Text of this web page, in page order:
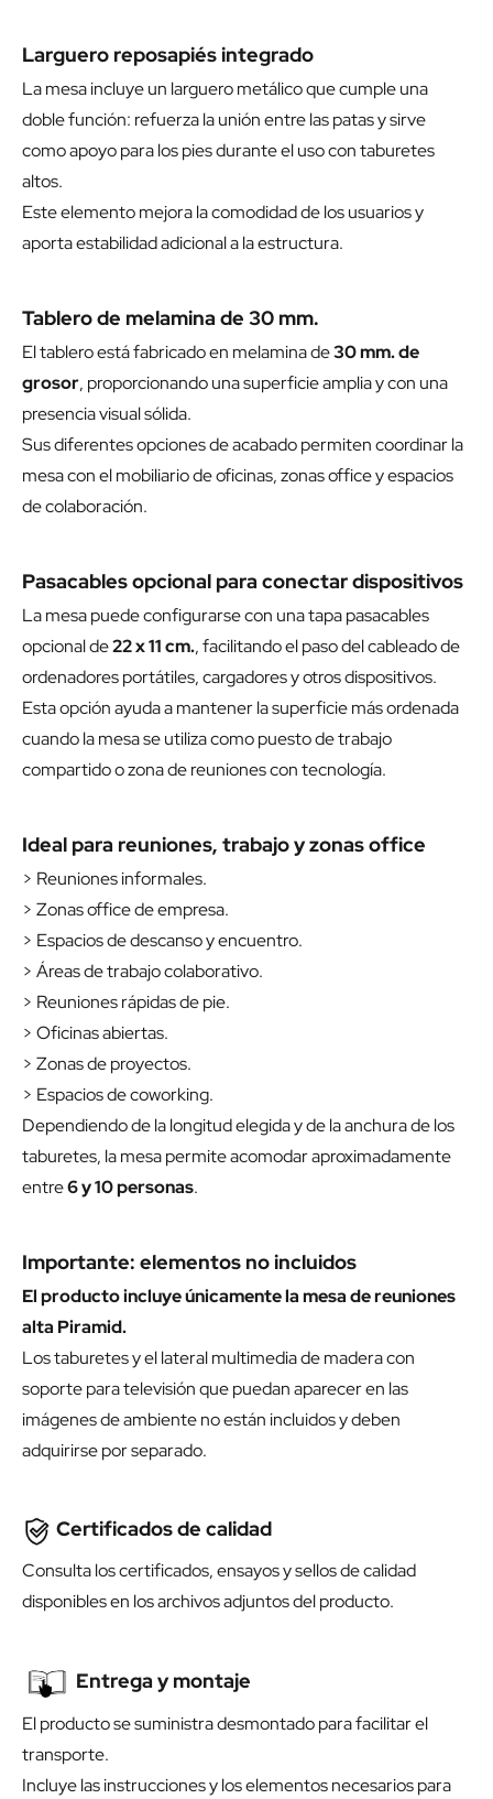
Larguero reposapiés integrado
La mesa incluye un larguero metálico que cumple una
doble función: refuerza la unión entre las patas y sirve
como apoyo para los pies durante el uso con taburetes
altos.
Este elemento mejora la comodidad de los usuarios y
aporta estabilidad adicional a la estructura.
Tablero de melamina de 30 mm.
El tablero está fabricado en melamina de30 mm. de
grosor, proporcionando una superficie amplia y con una
presencia visual sólida.
Sus diferentes opciones de acabado permiten coordinar la
mesa con el mobiliario de oficinas, zonas office y espacios
de colaboración.
Pasacables opcional para conectar dispositivos
La mesa puede configurarse con una tapa pasacables
opcional de22 x 11 cm., facilitando el paso del cableado de
ordenadores portátiles, cargadores y otros dispositivos.
Esta opción ayuda a mantener la superficie más ordenada
cuando la mesa se utiliza como puesto de trabajo
compartido o zona de reuniones con tecnología.
Ideal para reuniones, trabajo y zonas office
> Reuniones informales.
> Zonas office de empresa.
> Espacios de descanso y encuentro.
> Áreas de trabajo colaborativo.
> Reuniones rápidas de pie.
> Oficinas abiertas.
> Zonas de proyectos.
> Espacios de coworking.
Dependiendo de la longitud elegida y de la anchura de los
taburetes, la mesa permite acomodar aproximadamente
entre6 y 10 personas.
Importante: elementos no incluidos
El producto incluye únicamente la mesa de reuniones
alta Piramid.
Los taburetes y el lateral multimedia de madera con
soporte para televisión que puedan aparecer en las
imágenes de ambiente no están incluidos y deben
adquirirse por separado.
Certificados de calidad
Consulta los certificados, ensayos y sellos de calidad
disponibles en los archivos adjuntos del producto.
Entrega y montaje
El producto se suministra desmontado para facilitar el
transporte.
Incluye las instrucciones y los elementos necesarios para